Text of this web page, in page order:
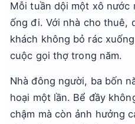
Mỗi tuần dội một xô nước
ống đi. Với nhà cho thuê,
khách không bỏ rác
cuộc gọi thợ trong năm.
Nhà đông người, ba bốn
hoại một lần. Bể đầy
chậm mà còn ảnh hưởng